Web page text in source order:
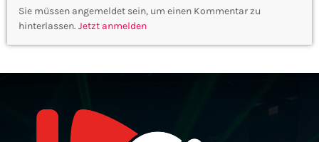
Sie müssen angemeldet sein, um einen Kommentar zu
hinterlassen. Jetzt anmelden